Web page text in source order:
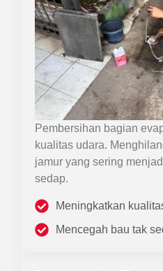
Pembersihan bagian
kualitas udara.
jamur yang sering
sedap.
Meningkatkan
Mencegah bau tak